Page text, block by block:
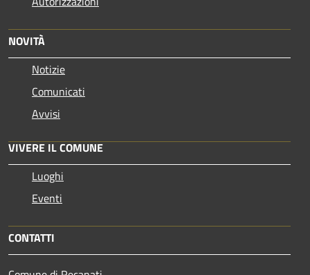
NOVITÀ
Notizie
Comunicati
Avvisi
VIVERE IL COMUNE
Luoghi
Eventi
CONTATTI